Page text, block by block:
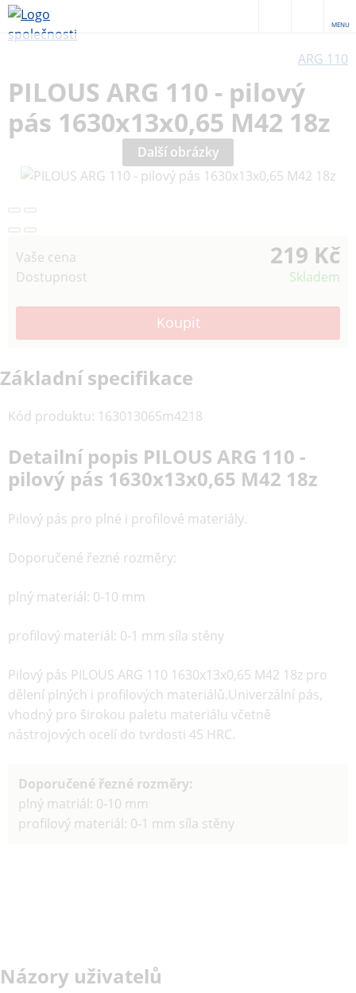
MENU
ARG 110
PILOUS ARG 110 - pilový
pás 1630x13x0,65 M42 18z
Další obrázky
Vaše cena 219 Kč
Dostupnost Skladem
Základní specifikace
Kód produktu: 163013065m4218
Detailní popis PILOUS ARG 110 -
pilový pás 1630x13x0,65 M42 18z
Pilový pás pro plné i profilové materiály.
Doporučené řezné rozměry:
plný materiál: 0-10 mm
profilový materiál: 0-1 mm síla stěny
Pilový pás PILOUS ARG 110 1630x13x0,65 M42 18z pro
dělení plných i profilových materiálů.Univerzální pás,
vhodný pro širokou paletu materiálu včetně
nástrojových ocelí do tvrdosti 45 HRC.
Doporučené řezné rozměry:
plný matriál: 0-10 mm
profilový materiál: 0-1 mm síla stěny
Názory uživatelů